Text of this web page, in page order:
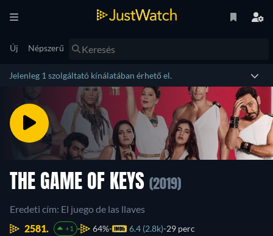
Új Népszerű
Jelenleg 1 szolgáltató kínálatában érhető el.
THE GAME OF KEYS (2019)
Eredeti cím: El juego de las llaves
2581.
+1 64% 6.4 (2.8k) 29 perc